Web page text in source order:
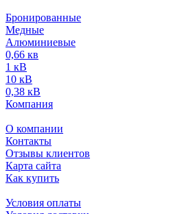
Бронированные
Медные
Алюминиевые
0,66 кв
1 кВ
10 кВ
0,38 кВ
Компания
О компании
Контакты
Отзывы клиентов
Карта сайта
Как купить
Условия оплаты